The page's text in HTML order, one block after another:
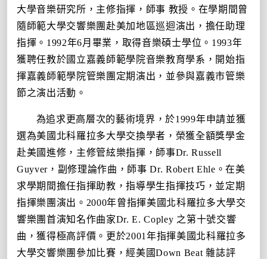
大學音樂研究所，主修指揮，師事 教授。在學期間曾
隨師範大學交響樂團赴美加地區巡迴演出，擔任助理
指揮。 1992年6月畢業，取得音樂碩士學位。 1993年
獲聘任教於國立嘉義師範學院音樂教育學系，開始指
揮嘉義師範學院管樂團定期演出，並參與嘉義市管樂
節之演出活動。
為追求更高層次的藝術境界，於1999年申請並獲
選為美國北科羅拉多大學交換學者，榮獲全額獎學金
赴美國進修，主修管絃樂指揮，師事Dr. Russell
Guyver ，副修理論作曲，師事 Dr. Robert Ehle 。在美
求學期間擔任指揮助教，指導學生指揮技巧，並定期
指揮樂團演出。 2000年曾指揮美國北科羅拉多大學交
響樂團首演知名作曲家Dr. E. Copley 之第十號交響
曲，獲得極高評價。更於2001年指揮美國北科羅拉多
大學交響樂團參加比賽，經美國Down Beat雜誌評